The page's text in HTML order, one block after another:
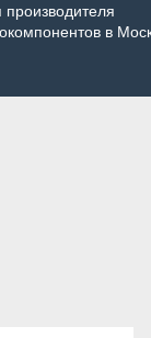
производителя
в